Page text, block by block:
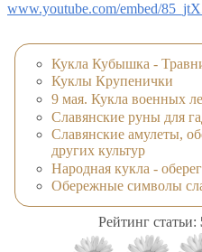
www.youtube.com/embed/
Кукла Кубышка -
Куклы Крупенички
9 мая. Кукла военных
Славянские руны для
Славянские амулеты,
других культур
Народная кукла - оберег
Обережные символы
Рейтинг статьи: